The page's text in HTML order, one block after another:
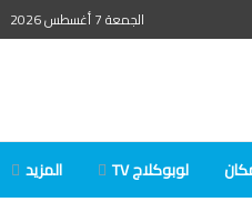
الجمعة 7 أغسطس 2026
لوبوكلاج TV المزيد